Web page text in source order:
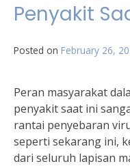
Penyakit
Posted on February 26,
Peran masyarakat
penyakit saat ini
rantai penyebaran
seperti sekarang ini,
dari seluruh lapisan